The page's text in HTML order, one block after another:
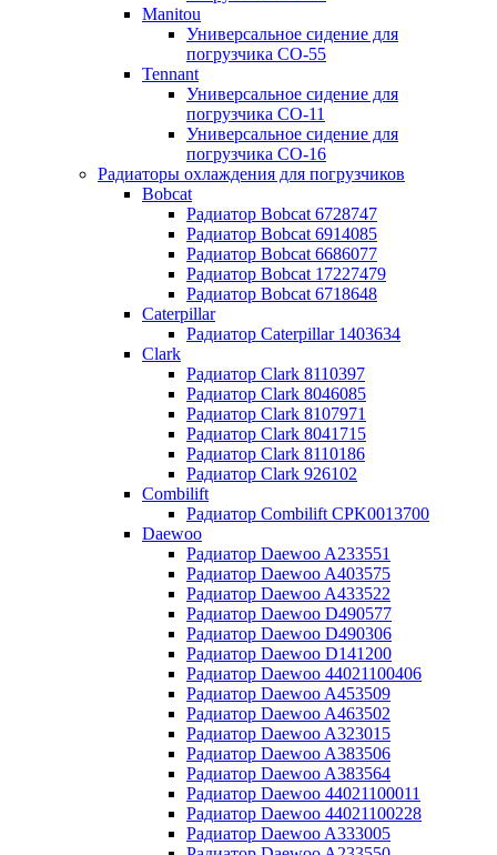
Manitou
Универсальное сидение для
погрузчика CO-55
Tennant
Универсальное сидение для
погрузчика CO-11
Универсальное сидение для
погрузчика CO-16
Радиаторы охлаждения для погрузчиков
Bobcat
Радиатор Bobcat 6728747
Радиатор Bobcat 6914085
Радиатор Bobcat 6686077
Радиатор Bobcat 17227479
Радиатор Bobcat 6718648
Caterpillar
Радиатор Caterpillar 1403634
Clark
Радиатор Clark 8110397
Радиатор Clark 8046085
Радиатор Clark 8107971
Радиатор Clark 8041715
Радиатор Clark 8110186
Радиатор Clark 926102
Combilift
Радиатор Combilift CPK0013700
Daewoo
Радиатор Daewoo A233551
Радиатор Daewoo A403575
Радиатор Daewoo A433522
Радиатор Daewoo D490577
Радиатор Daewoo D490306
Радиатор Daewoo D141200
Радиатор Daewoo 44021100406
Радиатор Daewoo A453509
Радиатор Daewoo A463502
Радиатор Daewoo A323015
Радиатор Daewoo A383506
Радиатор Daewoo A383564
Радиатор Daewoo 44021100011
Радиатор Daewoo 44021100228
Радиатор Daewoo A333005